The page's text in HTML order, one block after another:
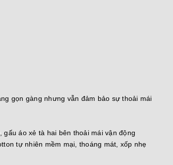
gọn gàng nhưng vẫn đảm bảo sự thoải mái
áo xẻ tà hai bên thoải mái vận động
tự nhiên mềm mại, thoáng mát, xốp nhẹ